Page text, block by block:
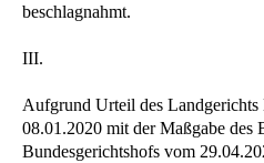
beschlagnahmt.
III.
Aufgrund Urteil des
08.01.2020 mit der Maßgabe des
Bundesgerichtshofs vom